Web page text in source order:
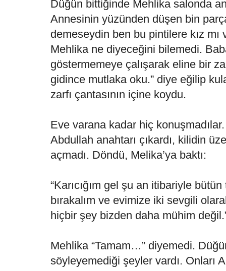
Düğün bittiğinde Mehlika salonda
Annesinin yüzünden düşen bin
demeseydin ben bu pintilere kız mı
Mehlika ne diyeceğini bilemedi.
göstermemeye çalışarak eline bir
gidince mutlaka oku.” diye eğilip
zarfı çantasının içine koydu.
Eve varana kadar hiç
Abdullah anahtarı çıkardı, kilidin
açmadı. Döndü, Melika’ya baktı:
“Karıcığım gel şu an itibariyle bütün
bırakalım ve evimize iki sevgili
hiçbir şey bizden daha mühim
Mehlika “Tamam…” diyemedi.
söyleyemediği şeyler vardı. Onları